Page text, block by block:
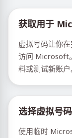
获取用于
虚拟号码让你
访问 Microsoft
料或测试新账户
选择虚拟号
使用临时